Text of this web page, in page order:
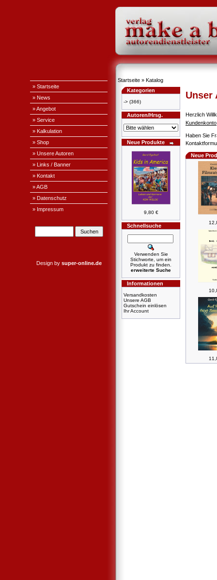
» Startseite
» News
» Angebot
» Service
» Kalkulation
» Shop
» Unsere Autoren
» Links / Banner
» Kontakt
» AGB
» Datenschutz
» Impressum
Design by super-online.de
Startseite » Katalog
Kategorien
-> (366)
Autoren/Hrsg.
Neue Produkte
9,80 €
Schnellsuche
Verwenden Sie
Stichworte, um ein
Produkt zu finden.
erweiterte Suche
Informationen
Versandkosten
Unsere AGB
Gutschein einlösen
Ihr Account
Unser
Herzlich
Kundenkonto
Haben Sie
Neue